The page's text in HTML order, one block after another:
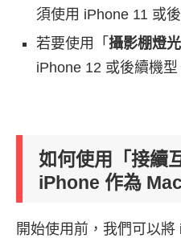
須使用 iPhone 11 或
若要使用「 攝影棚燈光
iPhone 12 或後續機型
如何使用「接續
iPhone 作為
開始使用前，我們可以